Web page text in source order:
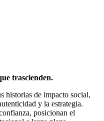
trascienden.
historias de impacto social,
y la estrategia.
posicionan el